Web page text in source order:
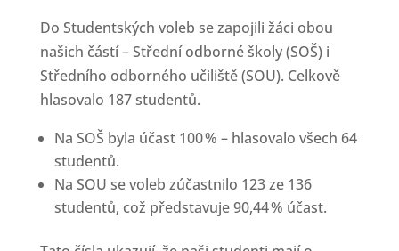
Do Studentských voleb se zapojili žáci obou
našich částí – Střední odborné školy (SOŠ) i
Středního odborného učiliště (SOU). Celkově
hlasovalo 187 studentů.
Na SOŠ byla účast 100 % – hlasovalo všech 64
studentů.
Na SOU se voleb zúčastnilo 123 ze 136
studentů, což představuje 90,44 % účast.